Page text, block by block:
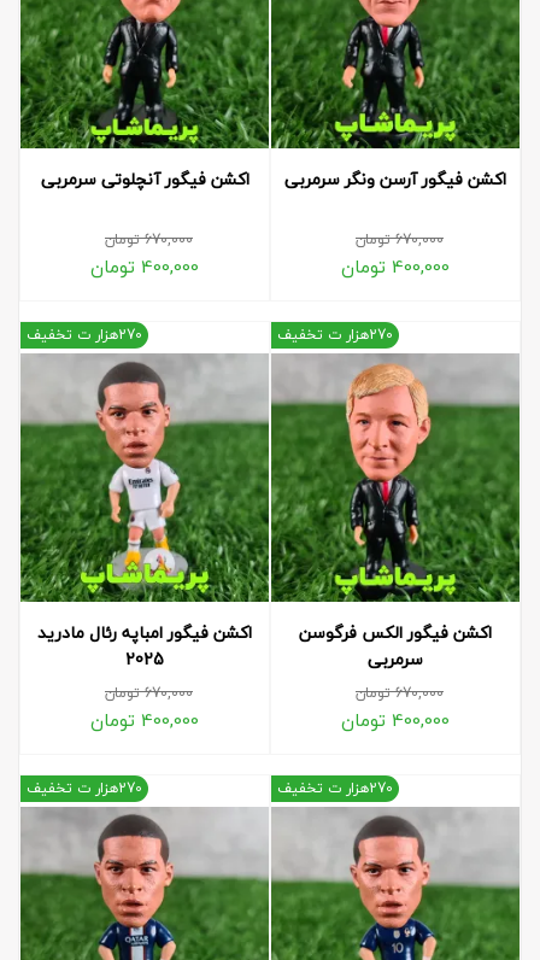
اکشن فیگور آرسن ونگر سرمربی
670,000تومان
400,000 تومان
اکشن فیگور آنچلوتی سرمربی
670,000تومان
400,000 تومان
اکشن فیگور الکس فرگوسن
سرمربی
670,000تومان
400,000 تومان
270هزار ت تخفیف
اکشن فیگور امباپه رئال مادرید
2025
670,000تومان
400,000 تومان
270هزار ت تخفیف
270هزار ت تخفیف 270هزار ت تخفیف